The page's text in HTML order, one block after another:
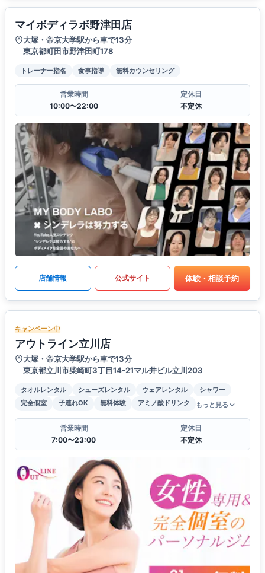
マイボディラボ野津田店
大塚・帝京大学駅から車で13分
東京都町田市野津田町178
トレーナー指名 食事指導 無料カウンセリング
営業時間
10:00〜22:00
定休日
不定休
店舗情報 公式サイト 体験・相談予約
キャンペーン中
アウトライン立川店
大塚・帝京大学駅から車で13分
東京都立川市柴崎町3丁目14-21マル井ビル立川203
タオルレンタル シューズレンタル ウェアレンタル
シャワー
完全個室
子連れOK 無料体験 アミノ酸ドリンク もっと見る
営業時間
7:00〜23:00
定休日
不定休